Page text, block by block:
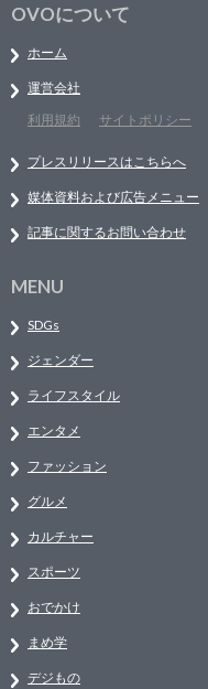
OVOについて
ホーム
運営会社
利用規約
サイトポリシー
プレスリリースはこちらへ
媒体資料および広告メニュー
記事に関するお問い合わせ
MENU
SDGs
ジェンダー
ライフスタイル
エンタメ
ファッション
グルメ
カルチャー
スポーツ
おでかけ
まめ学
デジもの